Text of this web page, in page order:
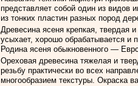
представляет собой один из видов
из тонких пластин разных пород
Древесина ясеня крепкая, твердая
усыхает, хорошо обрабатывается и
Родина ясеня обыкновенного —
Ореховая древесина тяжелая и
резьбу практически во всех
многообразием текстуры. Окраска